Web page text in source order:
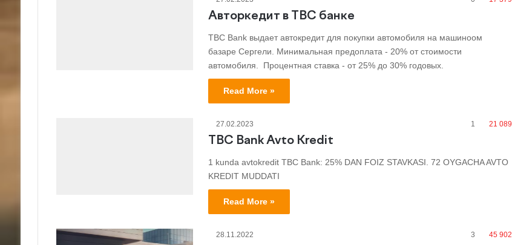
Авторкедит в TBC банке
TBC Bank выдает автокредит для покупки автомобиля на машиноом
базаре Сергели. Минимальная предоплата - 20% от стоимости
автомобиля. Процентная ставка - от 25% до 30% годовых.
Read More »
27.02.2023 1 21 089
TBC Bank Avto Kredit
1 kunda avtokredit TBC Bank: 25% DAN FOIZ STAVKASI. 72 OYGACHA AVTO
KREDIT MUDDATI
Read More »
28.11.2022 3 45 902